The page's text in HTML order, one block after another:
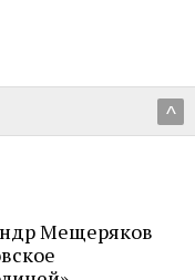
^
Мещеряков